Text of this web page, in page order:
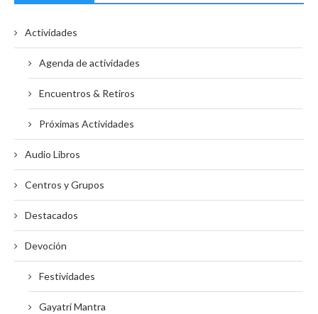
Actividades
Agenda de actividades
Encuentros & Retiros
Próximas Actividades
Audio Libros
Centros y Grupos
Destacados
Devoción
Festividades
Gayatri Mantra